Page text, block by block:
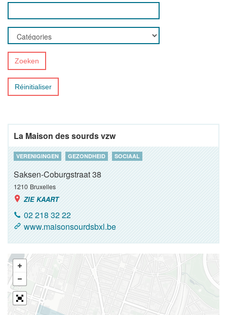
Zoeken
Réinitialiser
La Maison des sourds vzw
VERENIGINGEN GEZONDHEID SOCIAAL
Saksen-Coburgstraat 38
1210 Bruxelles
ZIE KAART
02 218 32 22
www.maisonsourdsbxl.be